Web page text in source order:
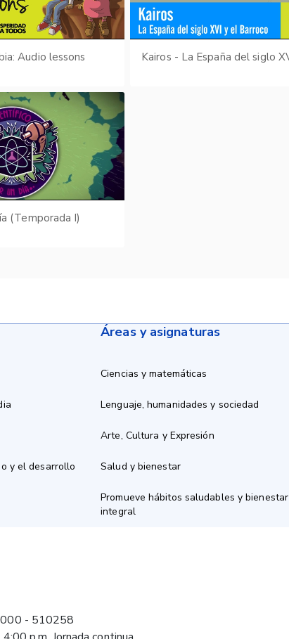
Audio lessons
(Temporada I)
y el desarrollo
Áreas y asignaturas
Ciencias y matemáticas
Lenguaje, humanidades y sociedad
Arte, Cultura y Expresión
Salud y bienestar
Promueve hábitos saludables y bienestar
integral
- 510258